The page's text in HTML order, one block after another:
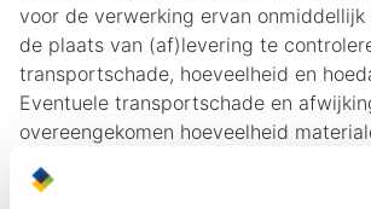
voor de verwerking ervan
de plaats van (af)levering te
transportschade, hoeveelheid en
Eventuele transportschade en
overeengekomen hoeveelheid
hoedanigheid dient op straffe van
het claimen van deze schade op de